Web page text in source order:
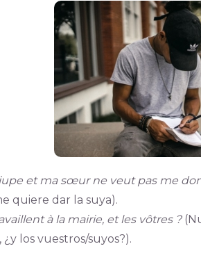
et ma sœur ne veut pas me
quiere dar la suya).
à la mairie, et les vôtres ?
los vuestros/suyos?).